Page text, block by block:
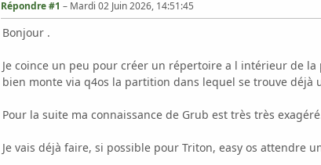
Répondre #1 – Mardi 02 Juin 2026, 14:51:45
Bonjour .
Je coince un peu pour créer un répertoire a l intérieur de
bien monte via q4os la partition dans lequel se trouve déjà
Pour la suite ma connaissance de Grub est très très
Je vais déjà faire, si possible pour Triton, easy os attendre